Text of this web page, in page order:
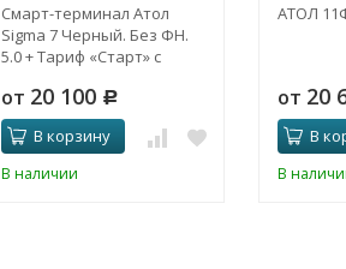
Смарт-терминал Атол
Sigma 7 Черный. Без ФН.
5.0 + Тариф «Старт» с
от 20 100 Р
В корзину
В наличии
АТОЛ
от 20
В
В